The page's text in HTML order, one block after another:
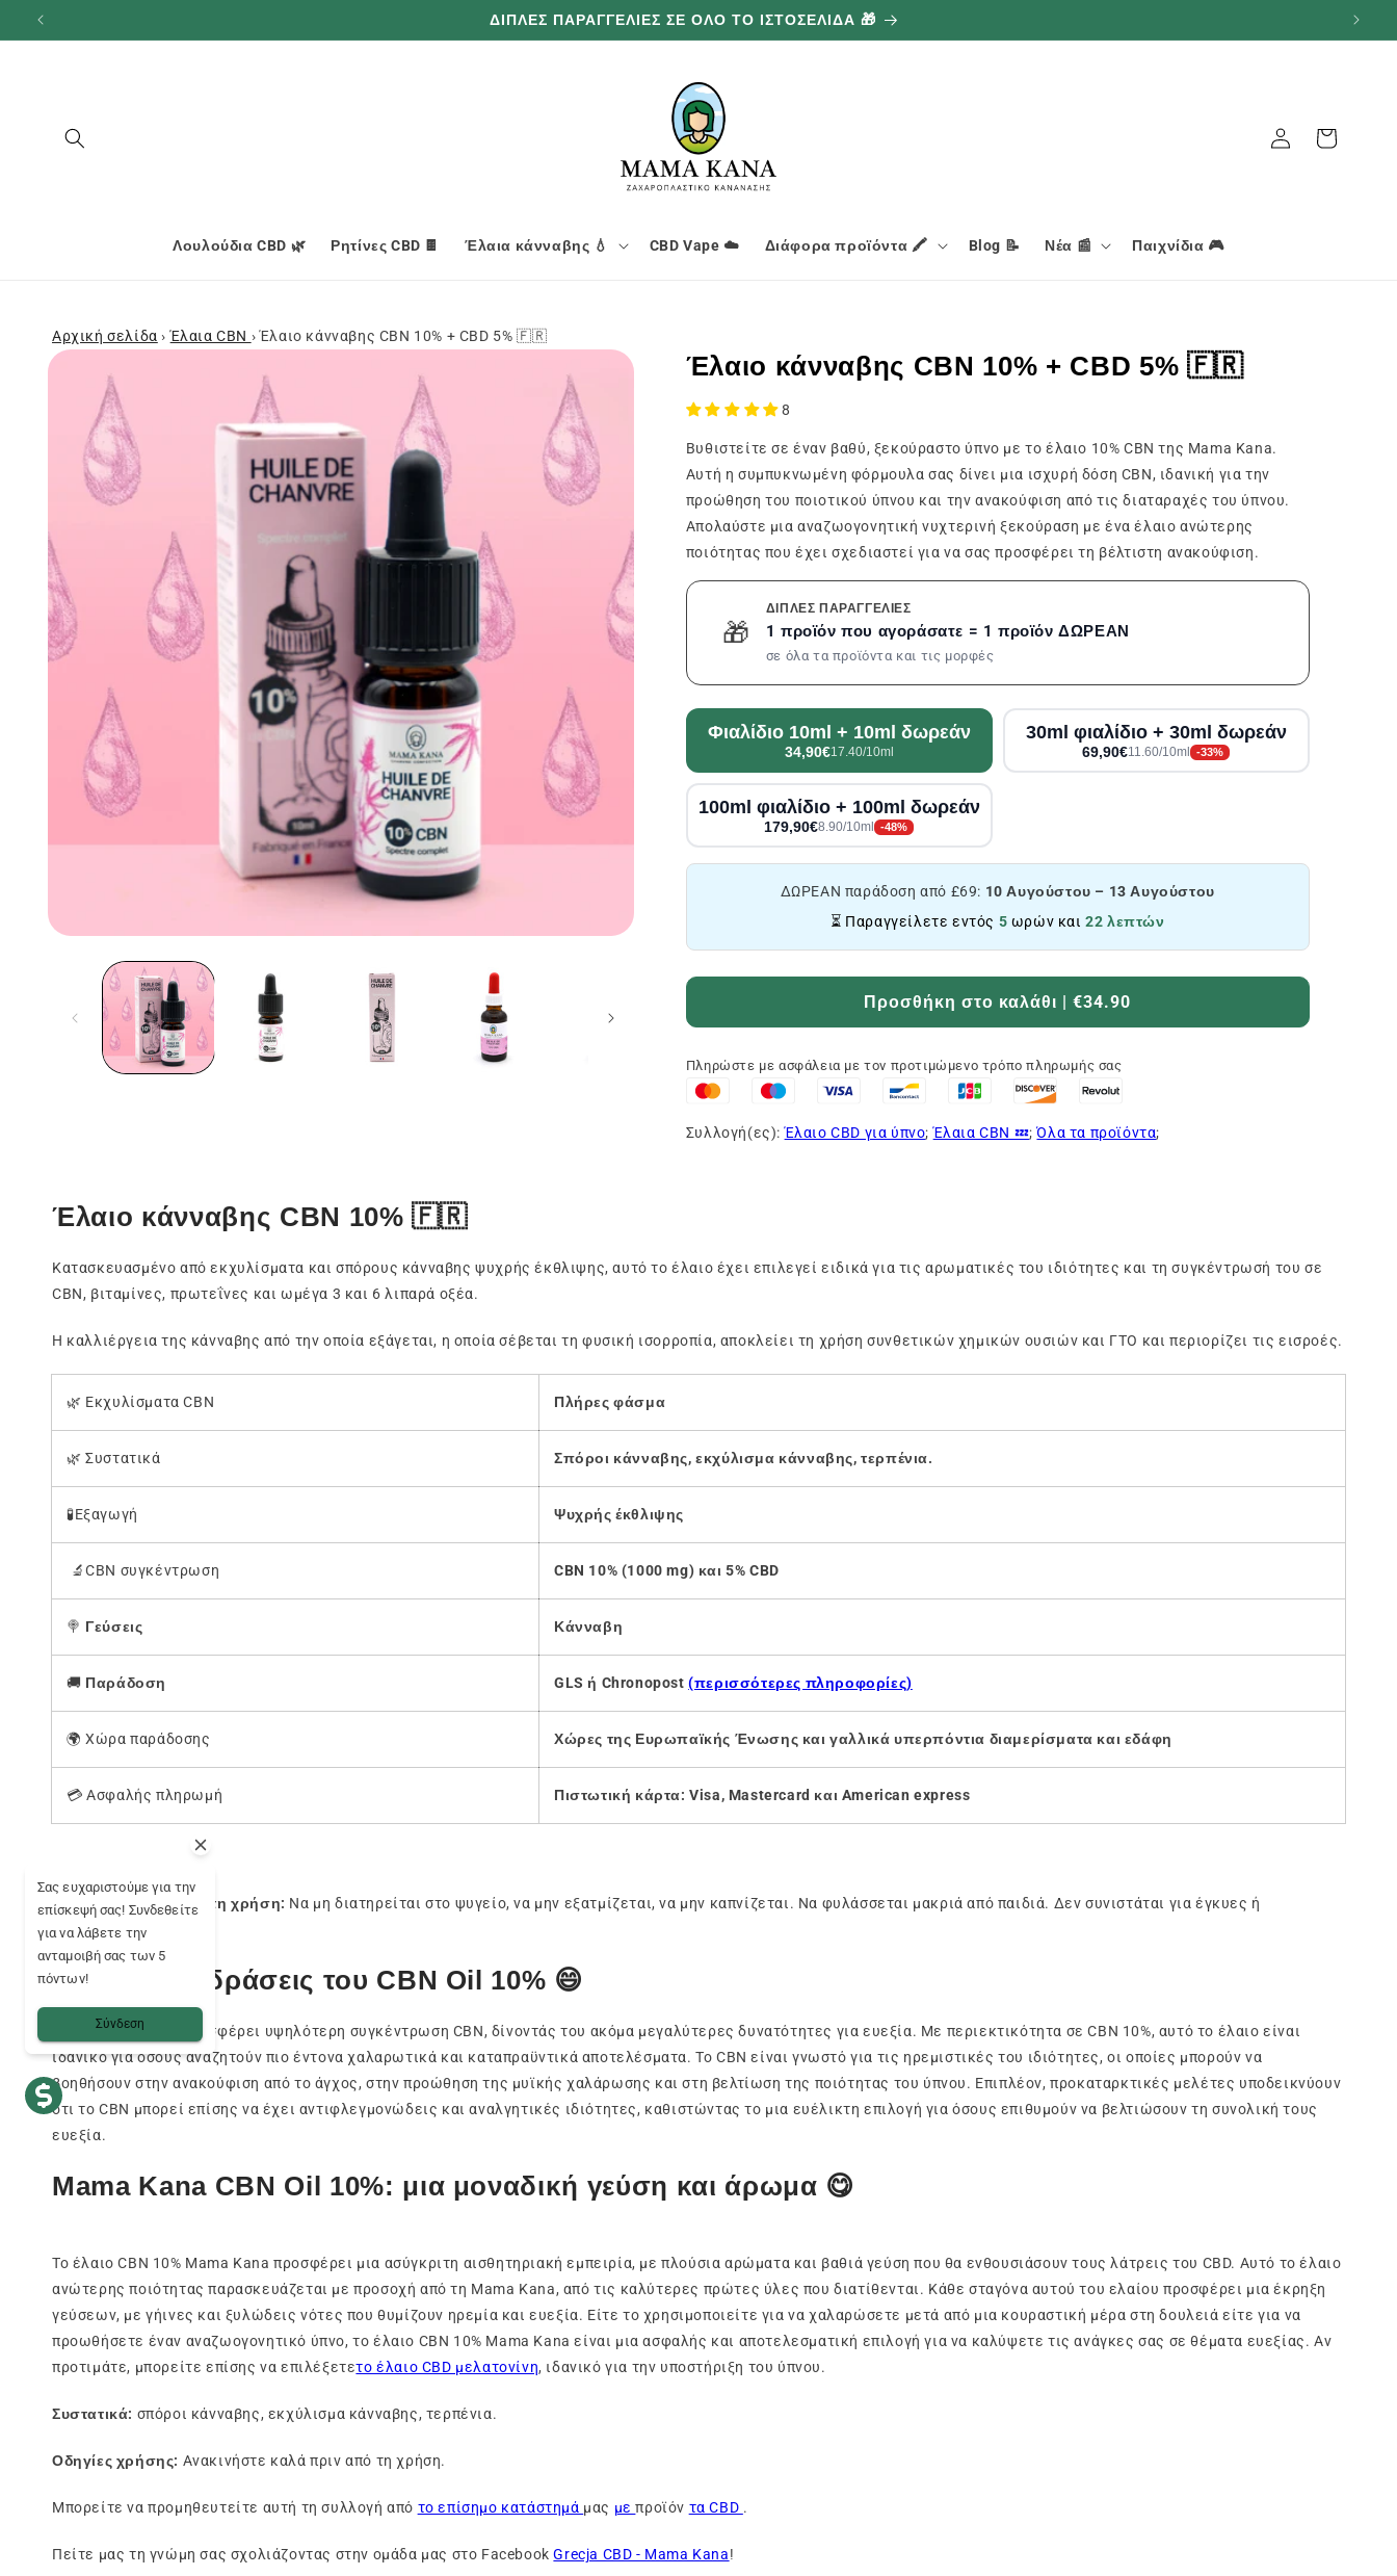
προχωρήστε
στο
ΔΙΠΛΕΣ ΠΑΡΑΓΓΕΛΙΕΣ ΣΕ ΟΛΟ ΤΟ ΙΣΤΟΣΕΛΙΔΑ 🎁
Λουλούδια CBD 🌿 Ρητίνες CBD 🍫 Έλαια κάνναβης 💧 CBD Vape ☁️ Διάφορα προϊόντα 🖍️ Blog 📝 Νέα 📰 Παιχνίδια 🎮
Σύνδεση Καλάθι
Αρχική σελίδα › Έλαια CBN › Έλαιο κάνναβης CBN 10% + CBD 5% 🇫🇷
Μεταβείτε
πληροφορίες
προϊόντος
ενημέρωσης
παράθυρο
Έλαιο κάνναβης CBN 10% + CBD 5% 🇫🇷
8
Βυθιστείτε σε έναν βαθύ, ξεκούραστο ύπνο με το έλαιο 10% CBN της Mama Kana.
Αυτή η συμπυκνωμένη φόρμουλα σας δίνει μια ισχυρή δόση CBN, ιδανική για την
προώθηση του ποιοτικού ύπνου και την ανακούφιση από τις διαταραχές του ύπνου.
Απολαύστε μια αναζωογονητική νυχτερινή ξεκούραση με ένα έλαιο ανώτερης
ποιότητας που έχει σχεδιαστεί για να σας προσφέρει τη βέλτιστη ανακούφιση.
🎁
ΔΙΠΛΈΣ ΠΑΡΑΓΓΕΛΊΕΣ
1 προϊόν που αγοράσατε = 1 προϊόν ΔΩΡΕΑΝ
σε όλα τα προϊόντα και τις μορφές
Φιαλίδιο 10ml + 10ml δωρεάν
34,90€17.40/10ml
30ml φιαλίδιο + 30ml δωρεάν
69,90€11.60/10ml -33%
100ml φιαλίδιο + 100ml δωρεάν
179,90€8.90/10ml -48%
ΔΩΡΕΑΝ παράδοση από £69: 10 Αυγούστου – 13 Αυγούστου
⏳ Παραγγείλετε εντός 5 ωρών και22 λεπτών
Προσθήκη στο καλάθι | €34.90
Πληρώστε με ασφάλεια με τον προτιμώμενο τρόπο πληρωμής σας
Συλλογή(ες):Έλαιο CBD για ύπνο;Έλαια CBN 💤;Όλα τα προϊόντα;
Έλαιο κάνναβης CBN 10% 🇫🇷
Κατασκευασμένο από εκχυλίσματα και σπόρους κάνναβης ψυχρής έκθλιψης, αυτό το έλαιο έχει επιλεγεί ειδικά για τις αρωματικές του ιδιότητες και τη συγκέντρωσή του σε
CBN, βιταμίνες, πρωτεΐνες και ωμέγα 3 και 6 λιπαρά οξέα.
Η καλλιέργεια της κάνναβης από την οποία εξάγεται, η οποία σέβεται τη φυσική ισορροπία, αποκλείει τη χρήση συνθετικών χημικών ουσιών και ΓΤΟ και περιορίζει τις εισροές.
🌿 Εκχυλίσματα CBN Πλήρες φάσμα
🌿 Συστατικά Σπόροι κάνναβης, εκχύλισμα κάνναβης, τερπένια.
🧪Εξαγωγή Ψυχρής έκθλιψης
🔬CBN συγκέντρωση CBN 10% (1000 mg) και 5% CBD
🍭 Γεύσεις Κάνναβη
🚚 Παράδοση GLS ή Chronopost(περισσότερες πληροφορίες)
🌍 Χώρα παράδοσης Χώρες της Ευρωπαϊκής Ένωσης και γαλλικά υπερπόντια διαμερίσματα και εδάφη
💳 Ασφαλής πληρωμή Πιστωτική κάρτα: Visa, Mastercard και American express
⚠️ Προφυλάξεις κατά τη χρήση: Να μη διατηρείται στο ψυγείο, να μην εξατμίζεται, να μην καπνίζεται. Να φυλάσσεται μακριά από παιδιά. Δεν συνιστάται για έγκυες ή
θηλάζουσες γυναίκες.
Πιθανές επιδράσεις του CBN Oil 10% 😄
έλαιο CBN
10% προσφέρει υψηλότερη συγκέντρωση CBN, δίνοντάς του ακόμα μεγαλύτερες δυνατότητες για ευεξία. Με περιεκτικότητα σε CBN 10%, αυτό το έλαιο είναι
ιδανικό για όσους αναζητούν πιο έντονα χαλαρωτικά και καταπραϋντικά αποτελέσματα. Το CBN είναι γνωστό για τις ηρεμιστικές του ιδιότητες, οι οποίες μπορούν να
βοηθήσουν στην ανακούφιση από το άγχος, στην προώθηση της μυϊκής χαλάρωσης και στη βελτίωση της ποιότητας του ύπνου. Επιπλέον, προκαταρκτικές μελέτες υποδεικνύουν
ότι το CBN μπορεί επίσης να έχει αντιφλεγμονώδεις και αναλγητικές ιδιότητες, καθιστώντας το μια ευέλικτη επιλογή για όσους επιθυμούν να βελτιώσουν τη συνολική τους
ευεξία.
Mama Kana CBN Oil 10%: μια μοναδική γεύση και άρωμα 😋
Το έλαιο CBN 10% Mama Kana προσφέρει μια ασύγκριτη αισθητηριακή εμπειρία, με πλούσια αρώματα και βαθιά γεύση που θα ενθουσιάσουν τους λάτρεις του CBD. Αυτό το έλαιο
ανώτερης ποιότητας παρασκευάζεται με προσοχή από τη Mama Kana, από τις καλύτερες πρώτες ύλες που διατίθενται. Κάθε σταγόνα αυτού του ελαίου προσφέρει μια έκρηξη
γεύσεων, με γήινες και ξυλώδεις νότες που θυμίζουν ηρεμία και ευεξία. Είτε το χρησιμοποιείτε για να χαλαρώσετε μετά από μια κουραστική μέρα στη δουλειά είτε για να
προωθήσετε έναν αναζωογονητικό ύπνο, το έλαιο CBN 10% Mama Kana είναι μια ασφαλής και αποτελεσματική επιλογή για να καλύψετε τις ανάγκες σας σε θέματα ευεξίας. Αν
προτιμάτε, μπορείτε επίσης να επιλέξετετο έλαιο CBD μελατονίνη, ιδανικό για την υποστήριξη του ύπνου.
Συστατικά: σπόροι κάνναβης, εκχύλισμα κάνναβης, τερπένια.
Οδηγίες χρήσης: Ανακινήστε καλά πριν από τη χρήση.
Μπορείτε να προμηθευτείτε αυτή τη συλλογή από το επίσημο κατάστημά μας μεπροϊόν τα CBD .
Πείτε μας τη γνώμη σας σχολιάζοντας στην ομάδα μας στο FacebookGrecja CBD - Mama Kana!
Σας ευχαριστούμε για την
επίσκεψή σας! Συνδεθείτε
για να λάβετε την
ανταμοιβή σας των 5
πόντων!
Σύνδεση